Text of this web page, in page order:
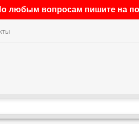
любым вопросам пишите на